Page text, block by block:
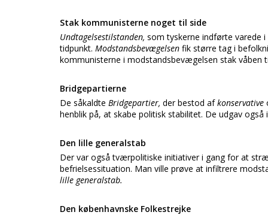
Stak kommunisterne noget til side
Undtagelsestilstanden, som tyskerne indførte varede
tidpunkt. Modstandsbevægelsen fik større tag i
kommunisterne i modstandsbevægelsen stak våben
Bridgepartierne
De såkaldte Bridgepartier, der bestod afkonservative
henblik på, at skabe politisk stabilitet. De udgav
Den lille generalstab
Der var også tværpolitiske initiativer i gang for at
befrielsessituation. Man ville prøve at infiltrere
lille generalstab.
Den københavnske Folkestrejke